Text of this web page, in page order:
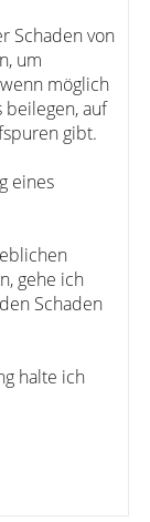
Schaden von
um
möglich
beilegen, auf
gibt.
eines
gehe ich
Schaden
halte ich